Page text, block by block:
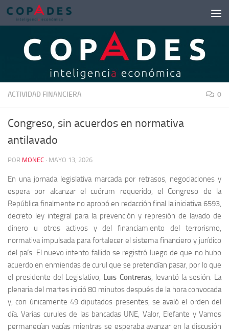
Saltar al contenido
ACTIVIDAD FINANCIERA 0
Congreso, sin acuerdos en normativa
antilavado
POR MONEC · MAYO 13, 2026
En una jornada legislativa marcada por retrasos, negociaciones y
espera por alcanzar el cuórum requerido, el Congreso de la
República finalmente no aprobó en redacción final la iniciativa 6593,
decreto ley integral para la prevención y represión de lavado de
dinero u otros activos y del financiamiento del terrorismo,
normativa impulsada para fortalecer el sistema financiero y jurídico
del país. El nuevo intento fallido se registró luego de que no hubo
acuerdo en enmiendas de curul que se pretendían pasar, por lo que
el presidente del Legislativo, Luis Contreras, levantó la sesión. La
plenaria del martes inició 80 minutos después de la hora convocada
y, con únicamente 49 diputados presentes, se avaló el orden del
día. Varias curules de las bancadas UNE, Valor, Elefante y Vamos
permanecían vacías mientras se esperaba avanzar en la discusión